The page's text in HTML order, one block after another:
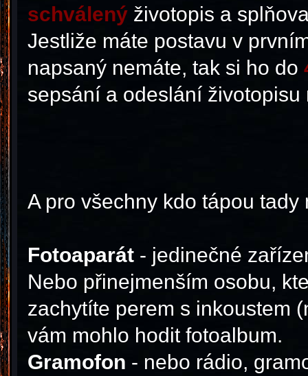
schválenýživotopis a
Jestliže máte postavu v
napsaný nemáte, tak si ho do
sepsání a odeslání
A pro všechny kdo tápou
Fotoaparát- jedinečné
Nebo přinejmenším osobu,
zachytíte perem s inkoustem
vám mohlo hodit fotoalbum.
Gramofon - nebo rádio,